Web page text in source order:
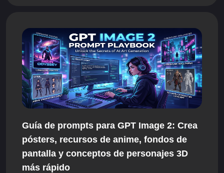
Guía de prompts para GPT Image 2: Crea
pósters, recursos de anime, fondos de
pantalla y conceptos de personajes 3D
más rápido